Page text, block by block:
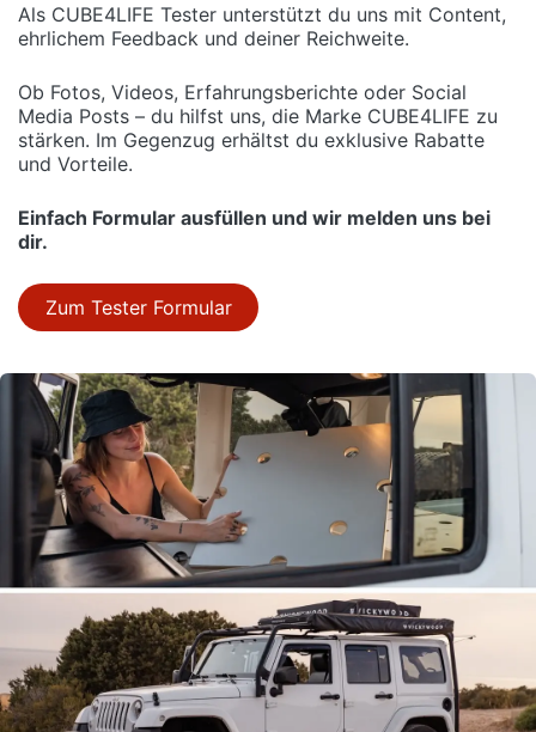
Als CUBE4LIFE Tester unterstützt du uns mit Content,
ehrlichem Feedback und deiner Reichweite.
Ob Fotos, Videos, Erfahrungsberichte oder Social
Media Posts – du hilfst uns, die Marke CUBE4LIFE zu
stärken. Im Gegenzug erhältst du exklusive Rabatte
und Vorteile.
Einfach Formular ausfüllen und wir melden uns bei
dir.
Zum Tester Formular